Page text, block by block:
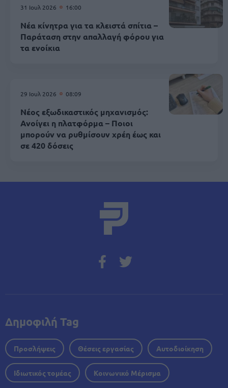
31 Ιουλ 2026 16:00
Νέα κίνητρα για τα κλειστά σπίτια –
Παράταση στην απαλλαγή φόρου για
τα ενοίκια
29 Ιουλ 2026 08:09
Νέος εξωδικαστικός μηχανισμός:
Ανοίγει η πλατφόρμα – Ποιοι
μπορούν να ρυθμίσουν χρέη έως και
σε 420 δόσεις
Δημοφιλή Tag
Προσλήψεις Θέσεις εργασίας Αυτοδιοίκηση
Ιδιωτικός τομέας Κοινωνικό Μέρισμα